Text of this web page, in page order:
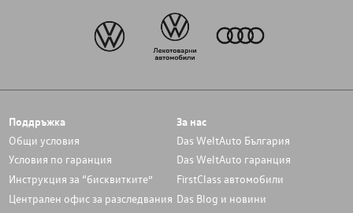
Поддръжка
Общи условия
Условия по гаранция
Инструкция за “бисквитките”
Централен офис за разследвания
За нас
Das WeltAuto България
Das WeltAuto гаранция
FirstClass автомобили
Das Blog и новини